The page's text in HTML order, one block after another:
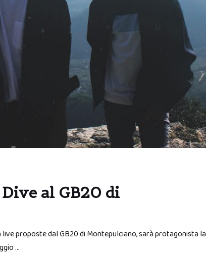
al GB20 di
proposte dal GB20 di Montepulciano, sarà protagonista la
…